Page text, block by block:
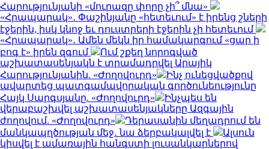
Հարությունյանի «մուրազը փորը չի՞ մնա»
«Հրապարակ»․ Փաշինյանը «հետեւում» է իրենց շների
էջերին, իսկ կնոջ եւ դուստրերի էջերին չի հետեւում
«Հրապարակ»․ Ամեն մեկն իր համակարգում «ցար ի
բոգ է» իրեն զգում
Ում շքեղ նորոգված
աշխատասենյակն է տրամադրվել Արայիկ
Հարությունյանին. «Ժողովուրդ»
Ինչ ունեցվածքով
ավարտեց պատգամավորական գործունեությունը
Հայկ Սարգսյանը. «Ժողովուրդ»
Ինչպես են
վերաբաշխվել աշխատասենյակները Ազգային
ժողովում. «Ժողովուրդ»
Դերասանին մեղադրում են
մանկապղծության մեջ․ նա ձերբակալվել է
Ալսուն
կիսվել է ամառային հանգստի լուսանկարներով